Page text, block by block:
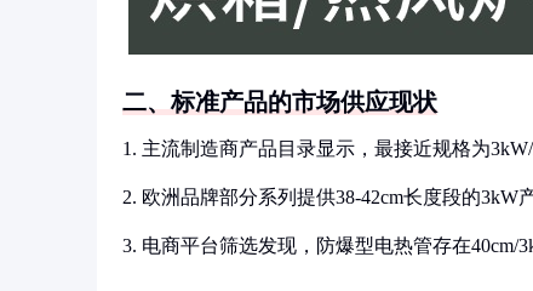
二、标准产品的市场供应现状
1. 主流制造商产品目录显示，最接近规格为
2. 欧洲品牌部分系列提供38-42cm长度段的
3. 电商平台筛选发现，防爆型电热管存在40cm/